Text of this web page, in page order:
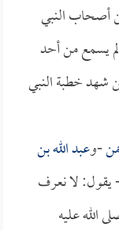
أصحاب النبي
يسمع من أحد
شهد خطبة النبي
-وعبد الله بن
يقول: لا نعرف
الله عليه